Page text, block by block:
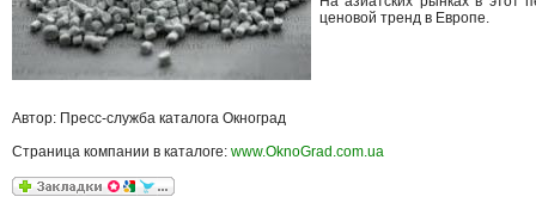
ценовой тренд в Европе.
Автор: Пресс-служба каталога Окноград
Страница компании в каталоге: www.OknoGrad.com.ua